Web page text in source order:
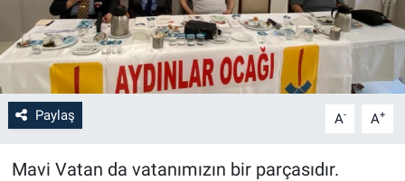
Paylaş A- A+
Mavi Vatan da vatanımızın bir parçasıdır.